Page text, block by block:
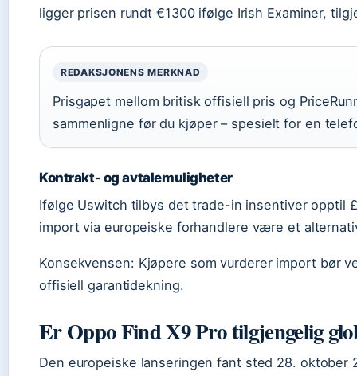
ligger prisen rundt €1300 ifølge Irish Examiner,
REDAKSJONENS MERKNAD
Prisgapet mellom britisk offisiell pris og
sammenligne før du kjøper – spesielt for en
Kontrakt- og avtalemuligheter
Ifølge Uswitch tilbys det trade-in insentiver opptil
import via europeiske forhandlere være et
Konsekvensen: Kjøpere som vurderer import bør
offisiell garantidekning.
Er Oppo Find X9 Pro tilgjengelig
Den europeiske lanseringen fant sted 28.